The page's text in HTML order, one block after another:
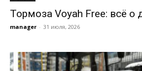
Тормоза Voyah Free: всё о
manager - 31 июля, 2026